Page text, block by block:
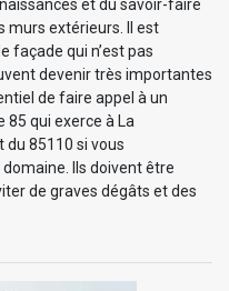
et du savoir-faire
murs extérieurs. Il est
façade qui n’est pas
devenir très importantes
de faire appel à un
85 qui exerce à La
85110 si vous
Ils doivent être
de graves dégâts et des